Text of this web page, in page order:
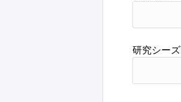
研究シーズ